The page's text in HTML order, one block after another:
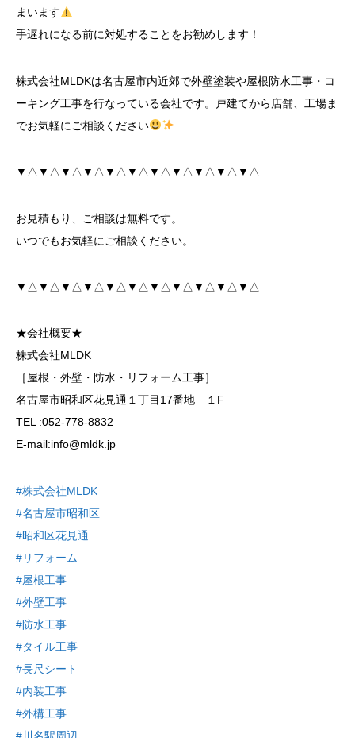
まいます
手遅れになる前に対処することをお勧めします！
株式会社MLDKは名古屋市内近郊で外壁塗装や屋根防水工事・コ
ーキング工事を行なっている会社です。戸建てから店舗、工場ま
でお気軽にご相談ください
▼△▼△▼△▼△▼△▼△▼△▼△▼△▼△▼△
お見積もり、ご相談は無料です。
いつでもお気軽にご相談ください。
▼△▼△▼△▼△▼△▼△▼△▼△▼△▼△▼△
★会社概要★
株式会社MLDK
［屋根・外壁・防水・リフォーム工事］
名古屋市昭和区花見通１丁目17番地 １F
TEL :052-778-8832
E-mail:info@mldk.jp
#株式会社MLDK
#名古屋市昭和区
#昭和区花見通
#リフォーム
#屋根工事
#外壁工事
#防水工事
#タイル工事
#長尺シート
#内装工事
#外構工事
#川名駅周辺